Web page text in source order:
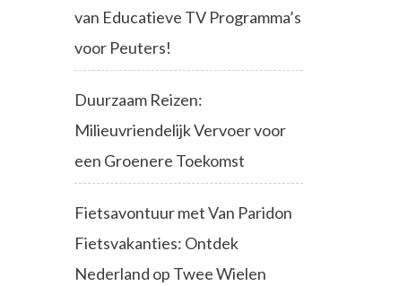
van Educatieve TV Programma’s
voor Peuters!
Duurzaam Reizen:
Milieuvriendelijk Vervoer voor
een Groenere Toekomst
Fietsavontuur met Van Paridon
Fietsvakanties: Ontdek
Nederland op Twee Wielen